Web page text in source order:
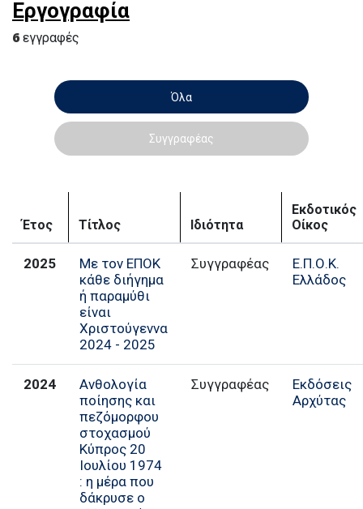
Εργογραφία
6 εγγραφές
Όλα
Συγγραφέας
Έτος Τίτλος Ιδιότητα
Εκδοτικός
Οίκος
2025
Mε τον ΕΠΟΚ
κάθε διήγημα
ή παραμύθι
είναι
Χριστούγεννα
2024 - 2025
Συγγραφέας
Ε.Π.Ο.Κ.
Ελλάδος
2024
Ανθολογία
ποίησης και
πεζόμορφου
στοχασμού
Κύπρος 20
Ιουλίου 1974
: η μέρα που
δάκρυσε ο
Εκδόσεις
Αρχύτας